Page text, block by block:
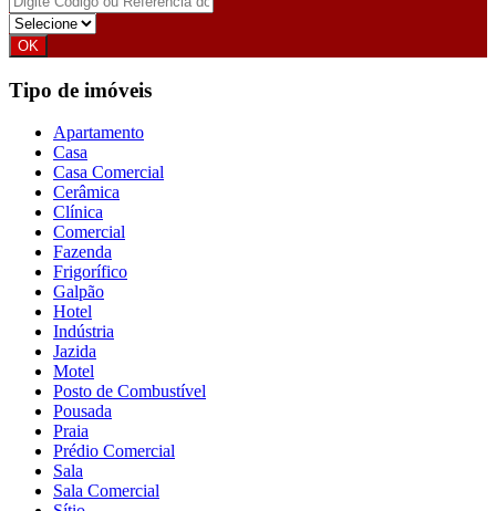
Tipo de imóveis
Apartamento
Casa
Casa Comercial
Cerâmica
Clínica
Comercial
Fazenda
Frigorífico
Galpão
Hotel
Indústria
Jazida
Motel
Posto de Combustível
Pousada
Praia
Prédio Comercial
Sala
Sala Comercial